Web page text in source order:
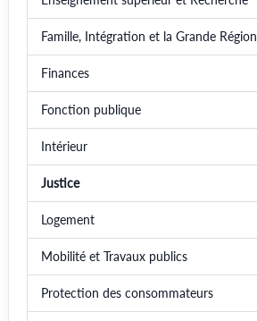
Famille, Intégration et la Grande Région
Finances
Fonction publique
Intérieur
Justice
Logement
Mobilité et Travaux publics
Protection des consommateurs